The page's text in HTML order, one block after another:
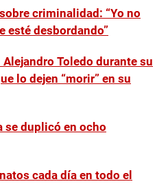
criminalidad: “Yo no
esté desbordando”
Toledo durante su
lo dejen “morir” en su
se duplicó en ocho
cada día en todo el